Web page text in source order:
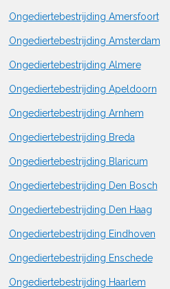
Ongediertebestrijding Amersfoort
Ongediertebestrijding Amsterdam
Ongediertebestrijding Almere
Ongediertebestrijding Apeldoorn
Ongediertebestrijding Arnhem
Ongediertebestrijding Breda
Ongediertebestrijding Blaricum
Ongediertebestrijding Den Bosch
Ongediertebestrijding Den Haag
Ongediertebestrijding Eindhoven
Ongediertebestrijding Enschede
Ongediertebestrijding Haarlem